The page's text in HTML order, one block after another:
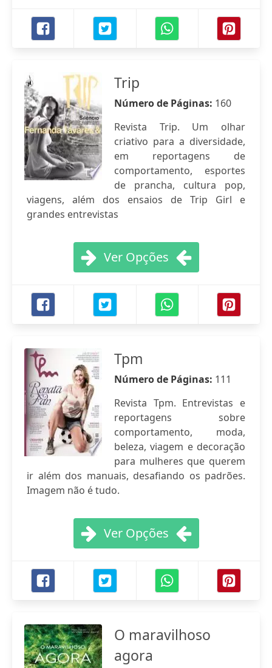
Trip
Número de Páginas: 160
Revista Trip. Um olhar
criativo para a diversidade,
em reportagens de
comportamento, esportes
de prancha, cultura pop,
viagens, além dos ensaios de Trip Girl e
grandes entrevistas
Ver Opções
Tpm
Número de Páginas: 111
Revista Tpm. Entrevistas e
reportagens sobre
comportamento, moda,
beleza, viagem e decoração
para mulheres que querem
ir além dos manuais, desafiando os padrões.
Imagem não é tudo.
Ver Opções
O maravilhoso
agora